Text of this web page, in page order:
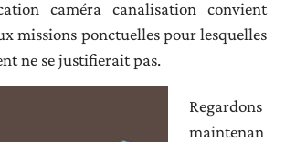
caméra canalisation convient
missions ponctuelles pour lesquelles
ne se justifierait pas.
Regardons
maintenan